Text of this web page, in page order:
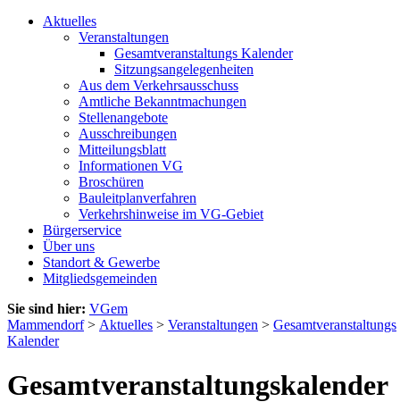
Aktuelles
Veranstaltungen
Gesamtveranstaltungs Kalender
Sitzungsangelegenheiten
Aus dem Verkehrsausschuss
Amtliche Bekanntmachungen
Stellenangebote
Ausschreibungen
Mitteilungsblatt
Informationen VG
Broschüren
Bauleitplanverfahren
Verkehrshinweise im VG-Gebiet
Bürgerservice
Über uns
Standort & Gewerbe
Mitgliedsgemeinden
Sie sind hier: VGem
Mammendorf> Aktuelles > Veranstaltungen > Gesamtveranstaltungs
Kalender
Gesamtveranstaltungskalender